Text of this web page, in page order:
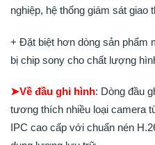
nghiệp, hệ thống giám sát giao
+ Đặt biệt hơn dòng sản phẩm
bị chip sony cho chất lượng
➤Về đầu ghi hình: Dòng đầu
tương thích nhiều loại camera
IPC cao cấp với chuẩn nén